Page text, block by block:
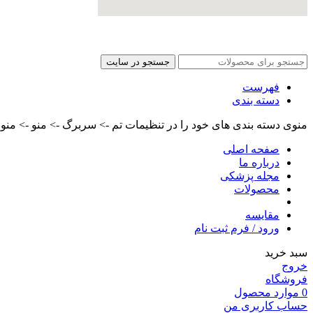
جستجو در سایت
فهرست
دسته بندی
منوی دسته بندی های خود را در تنظیمات تم -> سربرگ -> منو -> منو
صفحه اصلی
درباره ما
مجله پزشکی
محصولات
مقایسه
ورود / فرم ثبت نام
سبد خرید
خروج
فروشگاه
0 موارد محصول
حساب کاربری من